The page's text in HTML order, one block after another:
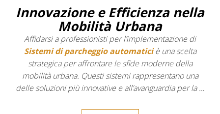
Innovazione e Efficienza nella
Mobilità Urbana
Affidarsi a professionisti per l’implementazione di
Sistemi di parcheggio automaticiè una scelta
strategica per affrontare le sfide moderne della
mobilità urbana. Questi sistemi rappresentano una
delle soluzioni più innovative e all’avanguardia per la …